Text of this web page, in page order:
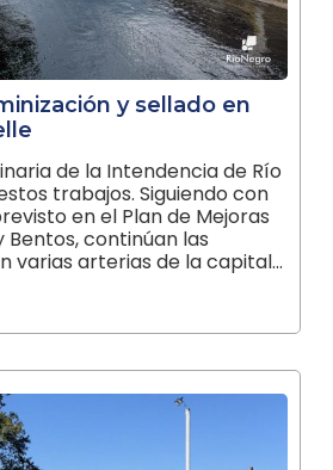
y sellado en
de la Intendencia de Río
trabajos. Siguiendo con
en el Plan de Mejoras
Bentos, continúan las
varias arterias de la capital…